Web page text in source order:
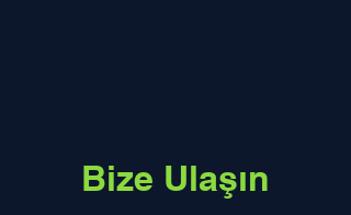
Bize Ulaşın